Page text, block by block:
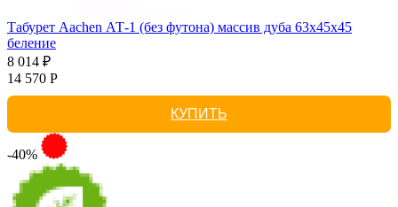
Табурет Aachen АТ-1 (без футона) массив дуба 63х45х45
беление
8 014 ₽
14 570 Р
КУПИТЬ
-40%